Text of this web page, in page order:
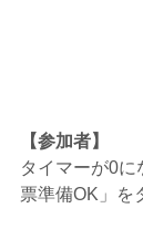
【参加者】
タイマーが0に
票準備OK」を